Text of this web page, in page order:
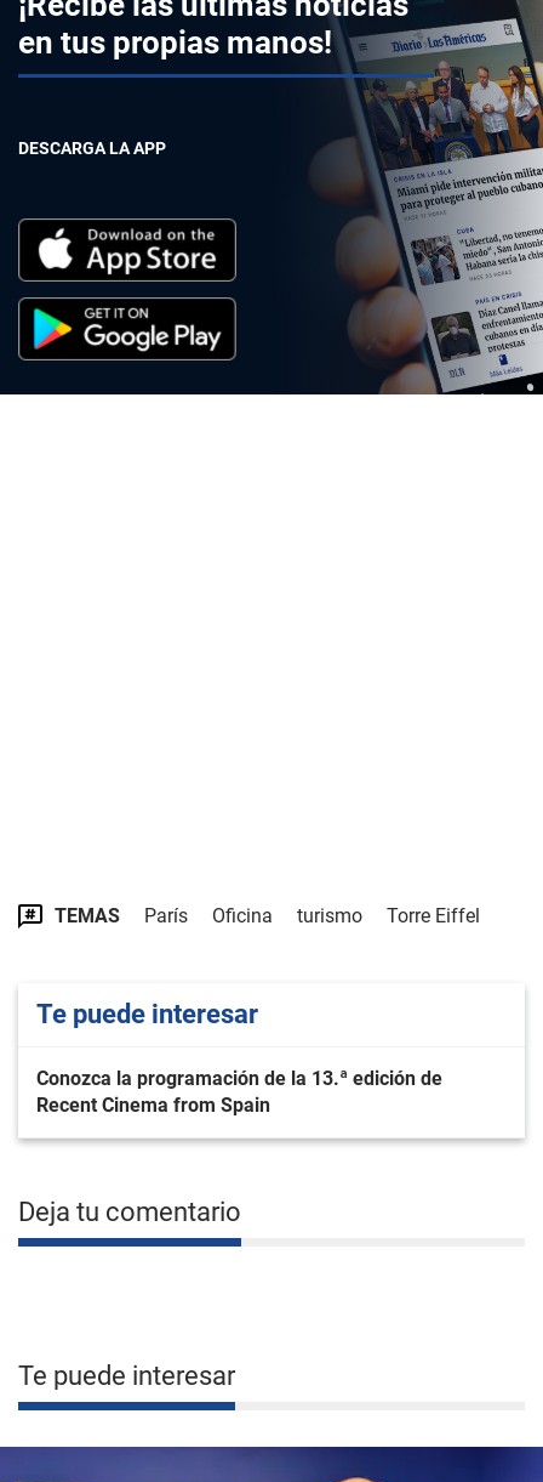
en tus propias manos!
DESCARGA LA APP
TEMAS París Oficina turismo Torre Eiffel
Te puede interesar
Conozca la programación de la 13.ª edición de
Recent Cinema from Spain
Deja tu comentario
Te puede interesar